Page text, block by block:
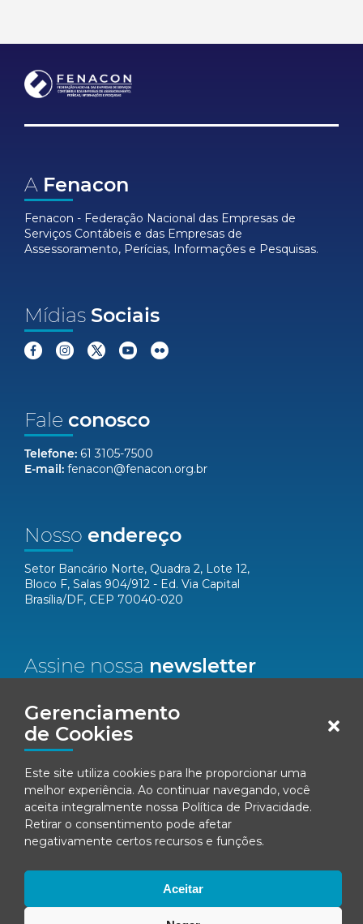
Gerenciamento
de Cookies
Este site utiliza cookies para lhe proporcionar uma
melhor experiência. Ao continuar navegando, você
aceita integralmente nossa Política de Privacidade.
Retirar o consentimento pode afetar
negativamente certos recursos e funções.
Aceitar
A Fenacon
Fenacon - Federação Nacional das Empresas de
Serviços Contábeis e das Empresas de
Assessoramento, Perícias, Informações e Pesquisas.
Mídias Sociais
Fale conosco
Telefone: 61 3105-7500
E-mail: fenacon@fenacon.org.br
Nosso endereço
Setor Bancário Norte, Quadra 2, Lote 12,
Bloco F, Salas 904/912 - Ed. Via Capital
Brasília/DF, CEP 70040-020
Assine nossa newsletter
Email*
Concordo em receber comunicações da Fenacon.
Cadastrar
Ao se inscrever, você concorda com nossaPolítica de Privacidade